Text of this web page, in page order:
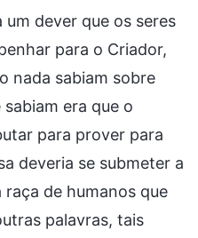
um dever que os seres
para o Criador,
nada sabiam sobre
era que o
para prover para
deveria se submeter a
de humanos que
palavras, tais